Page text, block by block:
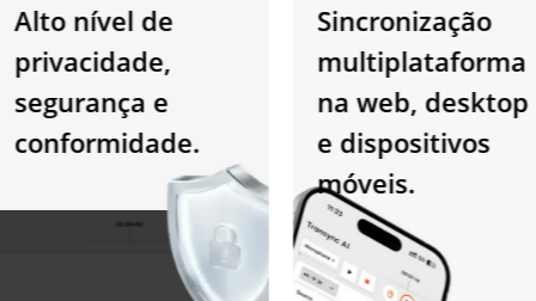
nível de
e
Sincronização
multiplataforma
na web, desktop
e dispositivos
móveis.